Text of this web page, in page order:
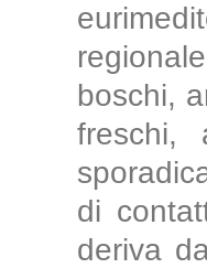
boschi,
freschi,
di
deriva